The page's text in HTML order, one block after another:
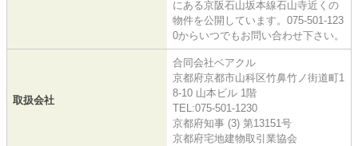
にある京阪石山坂本線石山寺近くの
物件を公開しています。075-501-123
0からいつでもお問い合わせ下さい。
取扱会社
合同会社ベアクル
京都府京都市山科区竹鼻竹ノ街道町1
8-10 山本ビル 1階
TEL:075-501-1230
京都府知事 (3) 第13151号
京都府宅地建物取引業協会